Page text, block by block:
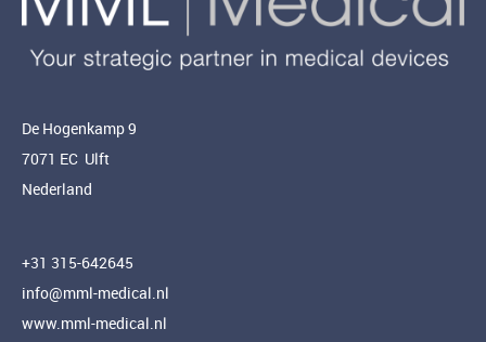
De Hogenkamp 9
7071 EC Ulft
Nederland
+31 315-642645
info@mml-medical.nl
www.mml-medical.nl